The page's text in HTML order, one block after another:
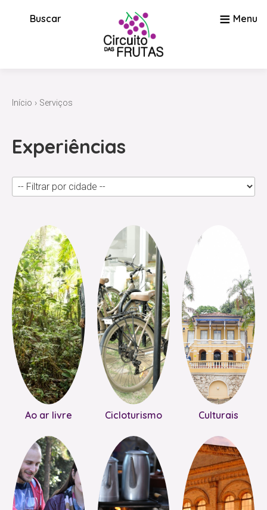
Buscar ≡ Menu
Início › Serviços
Experiências
Ao ar livre Cicloturismo Culturais